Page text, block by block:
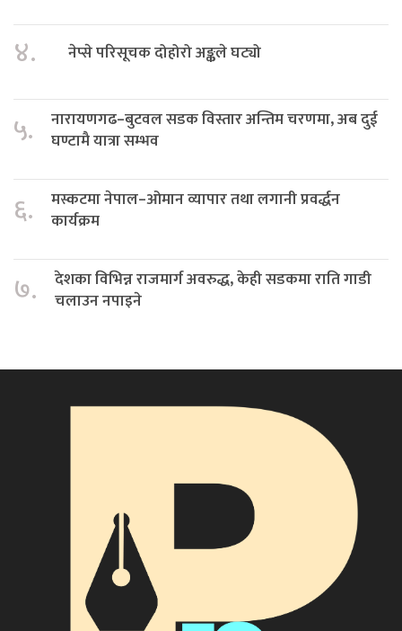
४. नेप्से परिसूचक दोहोरो अङ्कले घट्यो
५.
नारायणगढ–बुटवल सडक विस्तार अन्तिम चरणमा, अब दुई
घण्टामै यात्रा सम्भव
६.
मस्कटमा नेपाल–ओमान व्यापार तथा लगानी प्रवर्द्धन
कार्यक्रम
७.
देशका विभिन्न राजमार्ग अवरुद्ध, केही सडकमा राति गाडी
चलाउन नपाइने